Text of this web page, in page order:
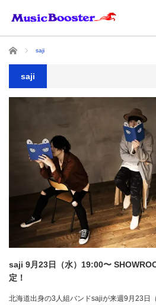
ホーム saji
saji
saji 9月23日（水）19:00〜
定！
北海道出身の3人組バンドsajiが来週9月23日